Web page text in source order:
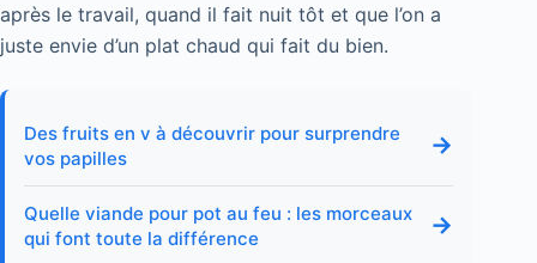
après le travail, quand il fait nuit tôt et que l’on a
juste envie d’un plat chaud qui fait du bien.
Des fruits en v à découvrir pour surprendre
vos papilles
→
Quelle viande pour pot au feu : les morceaux
qui font toute la différence
→